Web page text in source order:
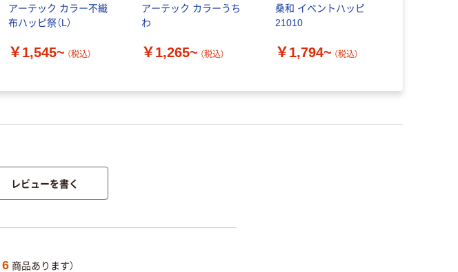
アーテック カラー不織
布ハッピ祭（L）
￥1,545~ （税込）
アーテック カラーうち
わ
￥1,265~ （税込）
桑和 イベントハッピ
21010
￥1,794~ （税込）
レビューを書く
6 商品あります）